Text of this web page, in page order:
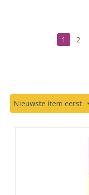
1 2
Nieuwste item eerst